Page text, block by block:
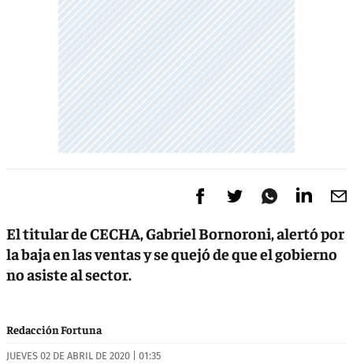
El titular de CECHA, Gabriel Bornoroni, alertó por
la baja en las ventas y se quejó de que el gobierno
no asiste al sector.
Redacción Fortuna
JUEVES 02 DE ABRIL DE 2020 | 01:35